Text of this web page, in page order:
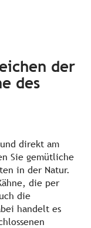
der
des
direkt am
Sie gemütliche
in der Natur.
die per
die
handelt es